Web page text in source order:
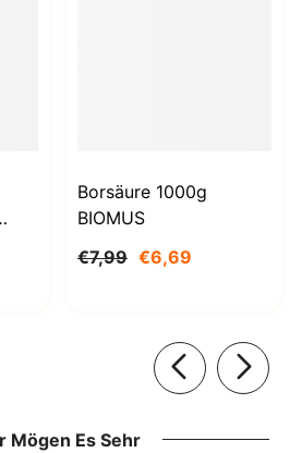
Borsäure 1000g
BIOMUS
€7,99 €6,69
Mögen Es Sehr